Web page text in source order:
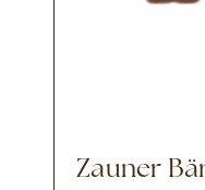
Zauner